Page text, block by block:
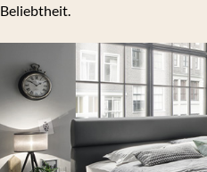
Beliebtheit.